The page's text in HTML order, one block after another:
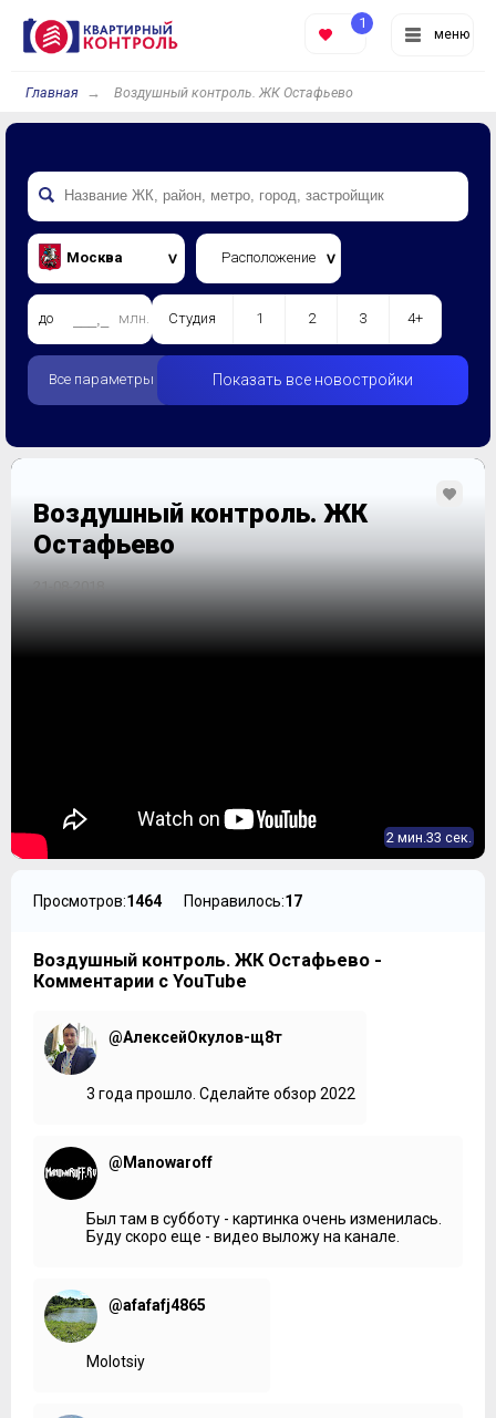
меню
1
Главная Воздушный контроль. ЖК Остафьево
Москва Расположение
до млн. Студия 1 2 3 4+
Все параметры Показать все новостройки
Воздушный контроль. ЖК
Остафьево
2 мин.33 сек.
Просмотров:1464 Понравилось:17
Воздушный контроль. ЖК Остафьево -
Комментарии с YouTube
@АлексейОкулов-щ8т
3 года прошло. Сделайте обзор 2022
@Manowaroff
Был там в субботу - картинка очень изменилась.
Буду скоро еще - видео выложу на канале.
@afafafj4865
Molotsiy